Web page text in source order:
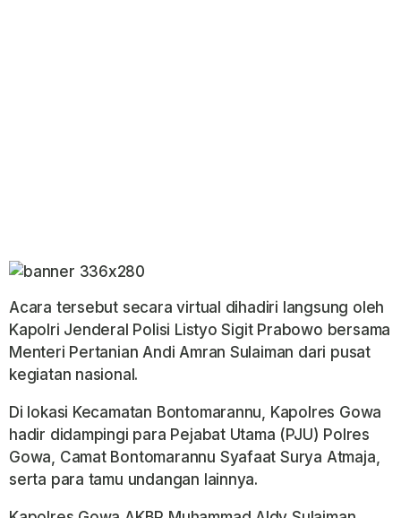
Acara tersebut secara virtual dihadiri langsung oleh
Kapolri Jenderal Polisi Listyo Sigit Prabowo bersama
Menteri Pertanian Andi Amran Sulaiman dari pusat
kegiatan nasional.
Di lokasi Kecamatan Bontomarannu, Kapolres Gowa
hadir didampingi para Pejabat Utama (PJU) Polres
Gowa, Camat Bontomarannu Syafaat Surya Atmaja,
serta para tamu undangan lainnya.